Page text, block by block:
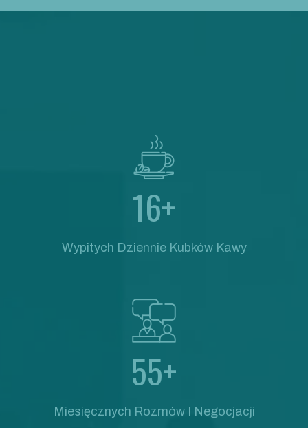
16+
Wypitych Dziennie Kubków Kawy
55+
Miesięcznych Rozmów I Negocjacji